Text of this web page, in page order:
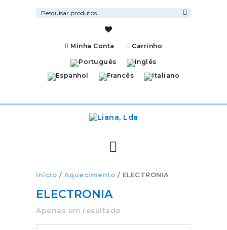
Pesquisar
por:
Minha Conta Carrinho
Início / Aquecimento / ELECTRONIA
ELECTRONIA
Apenas um resultado